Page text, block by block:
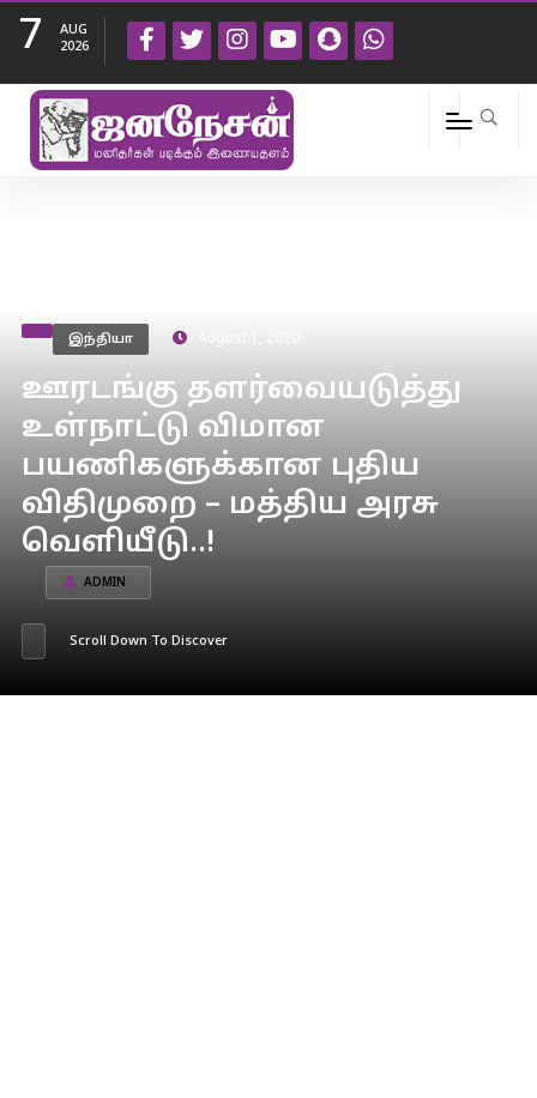
7
AUG
2026
இந்தியா
ஊரடங்கு தளர்வையடுத்து
உள்நாட்டு விமான
பயணிகளுக்கான புதிய
விதிமுறை – மத்திய அரசு
வெளியீடு..!
ADMIN
Scroll Down To Discover